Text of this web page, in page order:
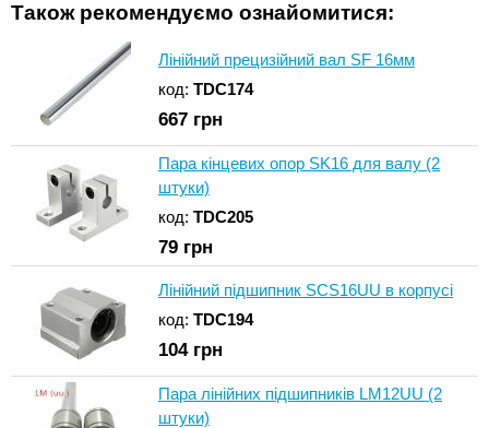
Також рекомендуємо ознайомитися:
Лінійний прецизійний вал SF 16мм
код: TDC174
667 грн
Пара кінцевих опор SK16 для валу (2
штуки)
код: TDC205
79 грн
Лінійний підшипник SCS16UU в корпусі
код: TDC194
104грн
Пара лінійних підшипників LM12UU (2
штуки)